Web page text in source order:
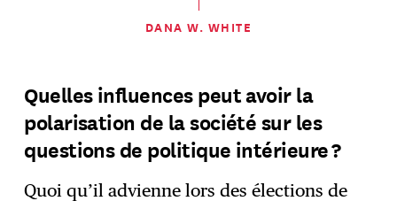
DANA W. WHITE
Quelles influences peut avoir la
polarisation de la société sur les
questions de politique intérieure ?
Quoi qu’il advienne lors des élections de